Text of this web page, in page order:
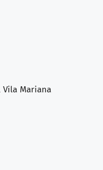
Vila Mariana